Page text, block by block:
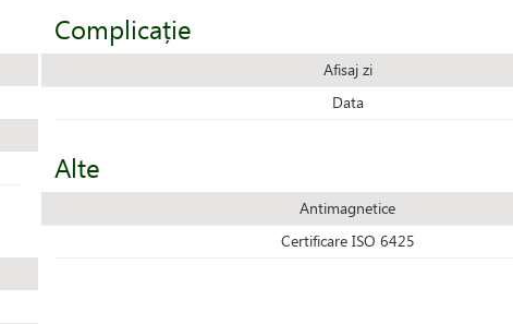
Complicație
Afisaj zi
Data
Alte
Antimagnetice
Certificare ISO 6425